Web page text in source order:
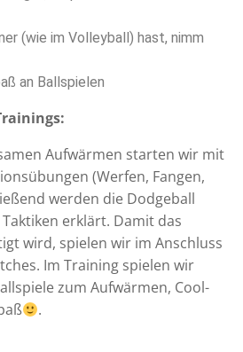
(wie im Volleyball) hast, nimm
an Ballspielen
Aufwärmen starten wir mit
(Werfen, Fangen,
werden die Dodgeball
erklärt. Damit das
wird, spielen wir im Anschluss
Im Training spielen wir
zum Aufwärmen, Cool-
.